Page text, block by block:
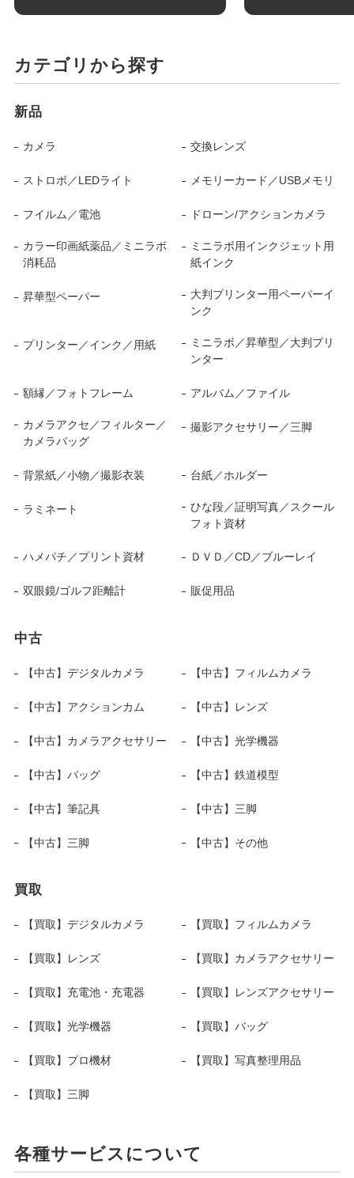
カテゴリから探す
新品
カメラ 交換レンズ
ストロボ／LEDライト メモリーカード／USBメモリ
フイルム／電池 ドローン/アクションカメラ
カラー印画紙薬品／ミニラボ
消耗品
ミニラボ用インクジェット用
紙インク
昇華型ペーパー
大判プリンター用ペーパーイ
ンク
プリンター／インク／用紙
ミニラボ／昇華型／大判プリ
ンター
額縁／フォトフレーム アルバム／ファイル
カメラアクセ／フィルター／
カメラバッグ
撮影アクセサリー／三脚
背景紙／小物／撮影衣装 台紙／ホルダー
ラミネート
ひな段／証明写真／スクール
フォト資材
ハメパチ／プリント資材 ＤＶＤ／CD／ブルーレイ
双眼鏡/ゴルフ距離計 販促用品
中古
【中古】デジタルカメラ 【中古】フィルムカメラ
【中古】アクションカム 【中古】レンズ
【中古】カメラアクセサリー 【中古】光学機器
【中古】バッグ 【中古】鉄道模型
【中古】筆記具 【中古】三脚
【中古】三脚 【中古】その他
買取
【買取】デジタルカメラ 【買取】フィルムカメラ
【買取】レンズ 【買取】カメラアクセサリー
【買取】充電池・充電器 【買取】レンズアクセサリー
【買取】光学機器 【買取】バッグ
【買取】プロ機材 【買取】写真整理用品
【買取】三脚
各種サービスについて